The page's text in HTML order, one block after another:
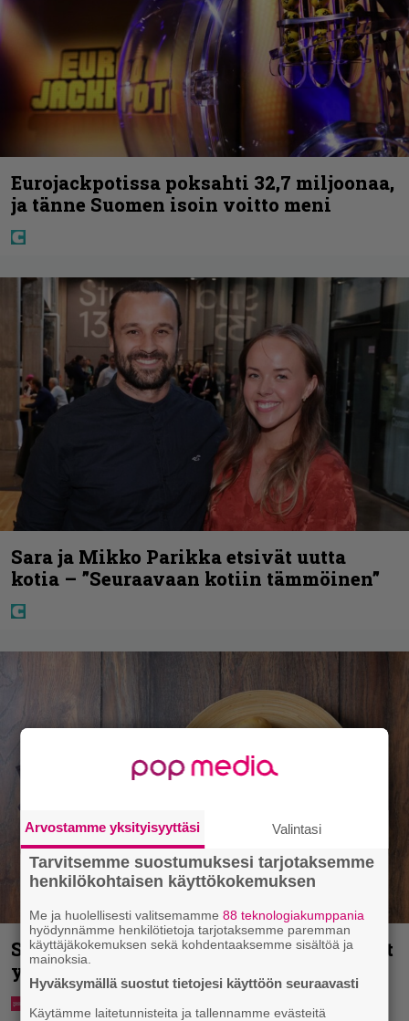
Eurojackpotissa poksahti 32,7 miljoonaa,
ja tänne Suomen isoin voitto meni
Sara ja Mikko Parikka etsivät uutta
kotia – ”Seuraavaan kotiin tämmöinen”
Syötkö perunoita näin? Tutkijat löysivät
yhteyden vakavaan kansansairauteen
Arvostamme yksityisyyttäsi Valintasi
Tarvitsemme suostumuksesi tarjotaksemme
henkilökohtaisen käyttökokemuksen
Me ja huolellisesti valitsemamme88 teknologiakumppania
hyödynnämme henkilötietoja tarjotaksemme paremman
käyttäjäkokemuksen sekä kohdentaaksemme sisältöä ja
mainoksia.
Hyväksymällä suostut tietojesi käyttöön seuraavasti
Käytämme laitetunnisteita ja tallennamme evästeitä